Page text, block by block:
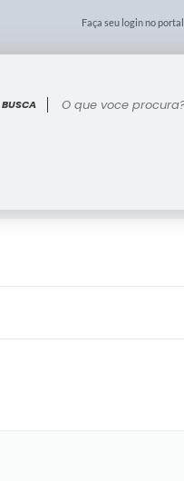
Faça seu login no portal
que voce procura?